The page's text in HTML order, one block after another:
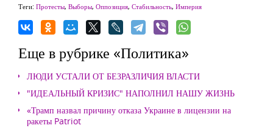
Теги: Протесты, Выборы, Оппозиция, Стабильность, Империя
Еще в рубрике «Политика»
ЛЮДИ УСТАЛИ ОТ БЕЗРАЗЛИЧИЯ ВЛАСТИ
"ИДЕАЛЬНЫЙ КРИЗИС" НАПОЛНИЛ НАШУ ЖИЗНЬ
«Трамп назвал причину отказа Украине в лицензии на
ракеты Patriot